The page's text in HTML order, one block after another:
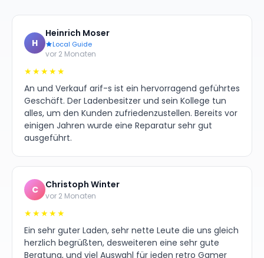
H
Heinrich Moser
Local Guide
vor 2 Monaten
★★★★★
An und Verkauf arif-s ist ein hervorragend geführtes
Geschäft. Der Ladenbesitzer und sein Kollege tun
alles, um den Kunden zufriedenzustellen. Bereits vor
einigen Jahren wurde eine Reparatur sehr gut
ausgeführt.
C Christoph Winter
vor 2 Monaten
★★★★★
Ein sehr guter Laden, sehr nette Leute die uns gleich
herzlich begrüßten, desweiteren eine sehr gute
Beratung, und viel Auswahl für jeden retro Gamer